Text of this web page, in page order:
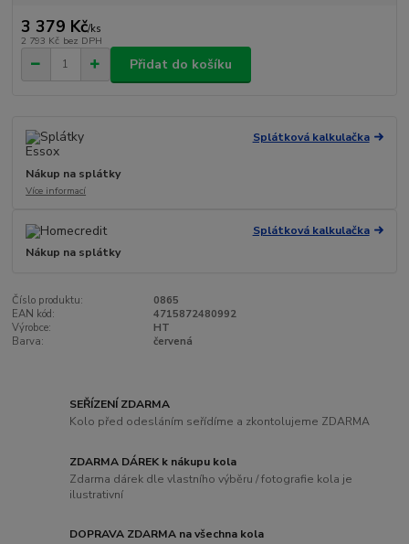
3 379 Kč/ks
2 793 Kč bez DPH
Přidat do košíku
Splátková kalkulačka
Nákup na splátky
Více informací
Splátková kalkulačka
Nákup na splátky
Číslo produktu:
0865
EAN kód:
4715872480992
Výrobce:
HT
Barva:
červená
SEŘÍZENÍ ZDARMA
Kolo před odesláním seřídíme a zkontolujeme ZDARMA
ZDARMA DÁREK k nákupu kola
Zdarma dárek dle vlastního výběru / fotografie kola je
ilustrativní
DOPRAVA ZDARMA na všechna kola